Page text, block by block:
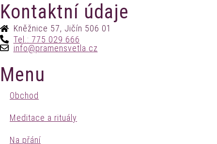
Kontaktní údaje
Kněžnice 57, Jičín 506 01
Tel.: 775 029 666
info@pramensvetla.cz
Menu
Obchod
Meditace a rituály
Na přání